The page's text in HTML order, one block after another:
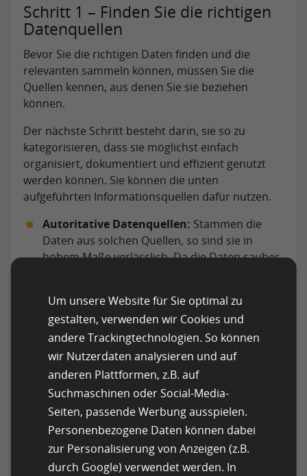
Schritt 1 – Finden Sie die richtigen
Datenquellen
Bevor Sie die richtigen Daten finden und die
relevanten sammeln können, müssen Sie die
Quellen kennen, aus denen Sie sie beziehen
können.
Der nächste Schritt besteht darin, sie so zu
kategorisieren, dass sie möglichst einfach
organisiert, dokumentiert und effizient genutzt
werden können. Sie können die unten
aufgeführten Informationsquellen dafür nutzen.
Autoritative Datenquellen: Stammen die
Daten aus solchen Quellen, so sind sie in
hohem Maße verlässlich. Da die Daten sauber
Interne Datenquellen:Diese Datenquellen
beziehen sich auf die Informationen, die das
Unternehmen intern speichert. Dazu gehören
die in den Datenbanken gespeicherten Daten,
wie Blogs, E-Mails, Dateien usw. Darüber
hinaus ermöglicht die wachsende
Abhängigkeit von Software-as-a-Service (SaaS)-
Tools den Zugriff auf zusätzliche Daten, die in
den SaaS-Anwendungen verfügbar sind.
Um unsere Website für Sie optimal zu
gestalten, verwenden wir Cookies und
andere Trackingtechnologien. So können
wir Nutzerdaten analysieren und auf
anderen Plattformen, z.B. auf
Suchmaschinen oder Social-Media-
Seiten, passende Werbung ausspielen.
Personenbezogene Daten können dabei
zur Personalisierung von Anzeigen (z.B.
durch Google) verwendet werden. In